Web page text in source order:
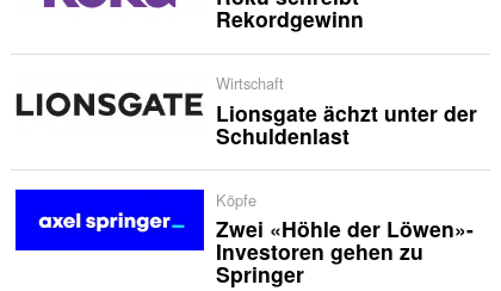
Rekordgewinn
Wirtschaft
Lionsgate ächzt unter der
Schuldenlast
Köpfe
Zwei «Höhle der Löwen»-
Investoren gehen zu
Springer